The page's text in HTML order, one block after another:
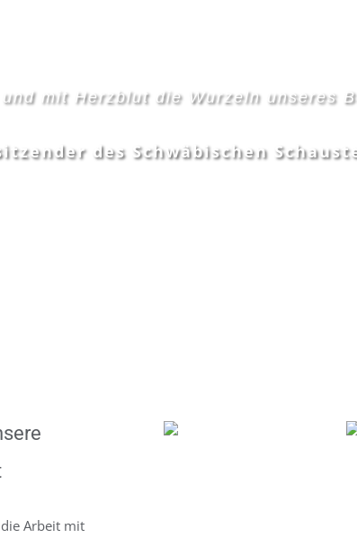
mit Herzblut die Wurzeln unseres
des Schwäbischen
Arbeit mit